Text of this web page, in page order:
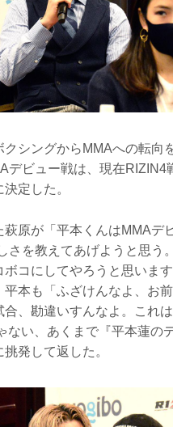
クシングからMMAへの転向
デビュー戦は、現在RIZIN4
定した。
萩原が「平本くんはMMAデ
さを教えてあげようと思う
ボコにしてやろうと思いま
平本も「ふざけんなよ、お
合、勘違いすんなよ。これ
ない、あくまで『平本蓮の
発して返した。